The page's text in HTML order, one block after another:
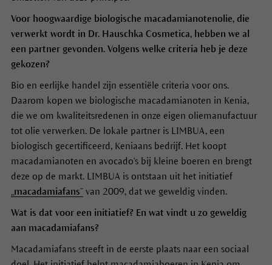
Voor hoogwaardige biologische macadamianotenolie, die
verwerkt wordt in Dr. Hauschka Cosmetica, hebben we al
een partner gevonden. Volgens welke criteria heb je deze
gekozen?
Bio en eerlijke handel zijn essentiële criteria voor ons.
Daarom kopen we biologische macadamianoten in Kenia,
die we om kwaliteitsredenen in onze eigen oliemanufactuur
tot olie verwerken. De lokale partner is LIMBUA, een
biologisch gecertificeerd, Keniaans bedrijf. Het koopt
macadamianoten en avocado's bij kleine boeren en brengt
deze op de markt. LIMBUA is ontstaan uit het initiatief
„macadamiafans“van 2009, dat we geweldig vinden.
Wat is dat voor een initiatief? En wat vindt u zo geweldig
aan macadamiafans?
Macadamiafans streeft in de eerste plaats naar een sociaal